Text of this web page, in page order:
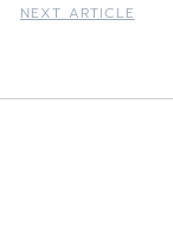
NEXT ARTICLE